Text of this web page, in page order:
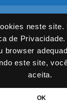
neste site.
de
browser
este site,
aceita.
OK
de Privacidade
Serviços